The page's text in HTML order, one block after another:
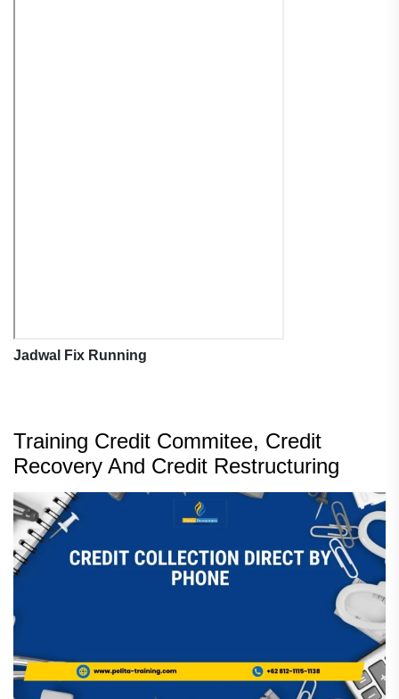
Jadwal Fix Running
Training Credit Commitee, Credit
Recovery And Credit Restructuring